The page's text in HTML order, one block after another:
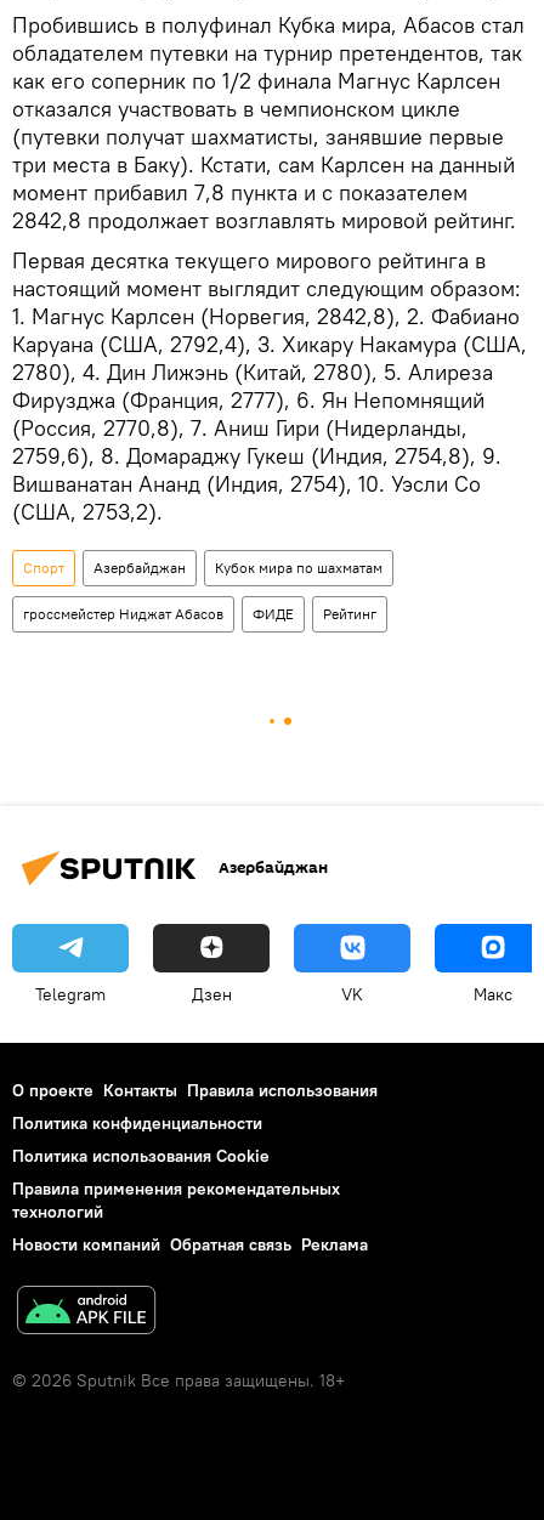
Пробившись в полуфинал Кубка мира, Абасов стал
обладателем путевки на турнир претендентов, так
как его соперник по 1/2 финала Магнус Карлсен
отказался участвовать в чемпионском цикле
(путевки получат шахматисты, занявшие первые
три места в Баку). Кстати, сам Карлсен на данный
момент прибавил 7,8 пункта и с показателем
2842,8 продолжает возглавлять мировой рейтинг.
Первая десятка текущего мирового рейтинга в
настоящий момент выглядит следующим образом:
1. Магнус Карлсен (Норвегия, 2842,8), 2. Фабиано
Каруана (США, 2792,4), 3. Хикару Накамура (США,
2780), 4. Дин Лижэнь (Китай, 2780), 5. Алиреза
Фирузджа (Франция, 2777), 6. Ян Непомнящий
(Россия, 2770,8), 7. Аниш Гири (Нидерланды,
2759,6), 8. Домараджу Гукеш (Индия, 2754,8), 9.
Вишванатан Ананд (Индия, 2754), 10. Уэсли Со
(США, 2753,2).
Спорт Азербайджан Кубок мира по шахматам
гроссмейстер Ниджат Абасов ФИДЕ Рейтинг
Азербайджан
Telegram Дзен VK Макс
О проекте Контакты Правила использования
Политика конфиденциальности
Политика использования Cookie
Правила применения рекомендательных
технологий
Новости компаний Обратная связь Реклама
© 2026 Sputnik Все права защищены. 18+